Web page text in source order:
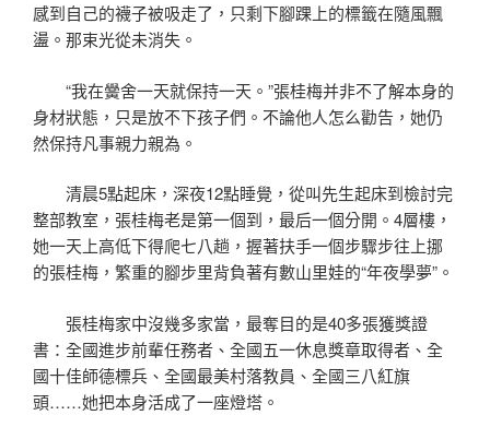
感到自己的襪子被吸走了，只剩下腳踝上的標籤在隨風飄
盪。那束光從未消失。
“我在黌舍一天就保持一天。”張桂梅并非不了解本身的
身材狀態，只是放不下孩子們。不論他人怎么勸告，她仍
然保持凡事親力親為。
清晨5點起床，深夜12點睡覺，從叫先生起床到檢討完
整部教室，張桂梅老是第一個到，最后一個分開。4層樓，
她一天上高低下得爬七八趟，握著扶手一個步驟步往上挪
的張桂梅，繁重的腳步里背負著有數山里娃的“年夜學夢”。
張桂梅家中沒幾多家當，最奪目的是40多張獲獎證
書：全國進步前輩任務者、全國五一休息獎章取得者、全
國十佳師德標兵、全國最美村落教員、全國三八紅旗
頭……她把本身活成了一座燈塔。